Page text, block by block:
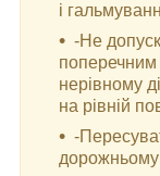
і
-Не
нерівному
на рівній
-
дорожньому